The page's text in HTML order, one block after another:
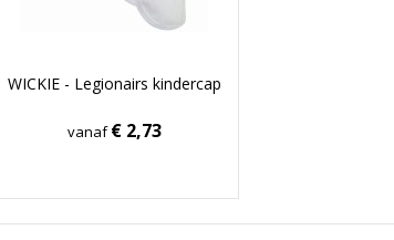
WICKIE - Legionairs kindercap
vanaf€ 2,73